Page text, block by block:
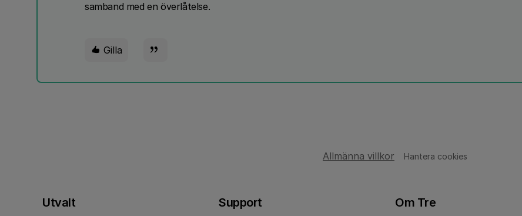
samband med en överlåtelse.
Gilla
Allmänna villkor Hantera cookies
Utvalt Support Om Tre